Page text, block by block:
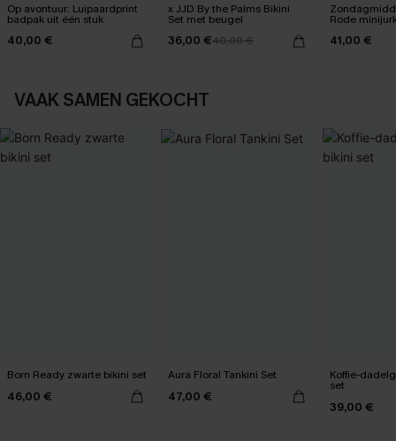
Op avontuur: Luipaardprint
badpak uit één stuk
40,00 €
x JJD By the Palms Bikini
Set met beugel
36,00 €40,00 €
Rode
41,00 €
VAAK SAMEN GEKOCHT
Born Ready zwarte bikini set
46,00 €
Aura Floral Tankini Set
47,00 €
Koffie-
set
39,00 €